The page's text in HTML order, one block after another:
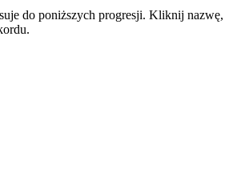
do poniższych progresji. Kliknij nazwę,